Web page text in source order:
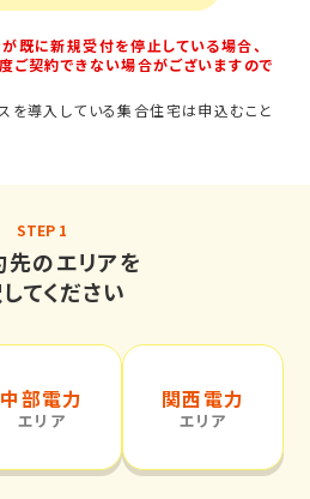
既に新規受付を停止している場合、
ご契約できない場合がございますので
を導入している集合住宅は申込むこと
STEP 1
先のエリアを
てください
中部電力
エリア
関西電力
エリア